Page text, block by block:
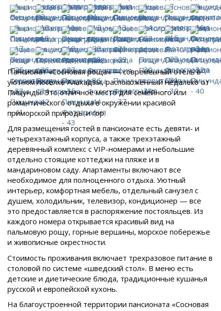
Пансионат «Сосновая роща» — современный отель в
уютном поселке Алахадзы, расположенный недалеко от
Пицунды. Это отличное место для семейного или
романтического отдыха в окружении красивой
приморской природы и гор.
Для размещения гостей в пансионате есть девяти- и
четырехэтажный корпуса, а также трехэтажный
деревянный комплекс с VIP-номерами и небольшие
отдельно стоящие коттеджи на пляже и в
мандариновом саду. Апартаменты включают все
необходимое для полноценного отдыха. Уютный
интерьер, комфортная мебель, отдельный санузел с
душем, холодильник, телевизор, кондиционер — все
это предоставляется в распоряжение постояльцев. Из
каждого номера открывается красивый вид на
пальмовую рощу, горные вершины, морское побережье
и живописные окрестности.
Стоимость проживания включает трехразовое питание в
столовой по системе «шведский стол». В меню есть
детские и диетические блюда, традиционные кушанья
русской и европейской кухонь.
На благоустроенной территории пансионата «Сосновая